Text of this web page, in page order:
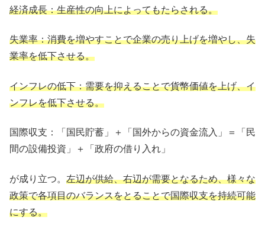
経済成長：生産性の向上によってもたらされる。
失業率：消費を増やすことで企業の売り上げを増やし、失
業率を低下させる。
インフレの低下：需要を抑えることで貨幣価値を上げ、イ
ンフレを低下させる。
国際収支：「国民貯蓄」＋「国外からの資金流入」＝「民
間の設備投資」＋「政府の借り入れ」
が成り立つ。 左辺が供給、右辺が需要となるため、様々な
政策で各項目のバランスをとることで国際収支を持続可能
にする。